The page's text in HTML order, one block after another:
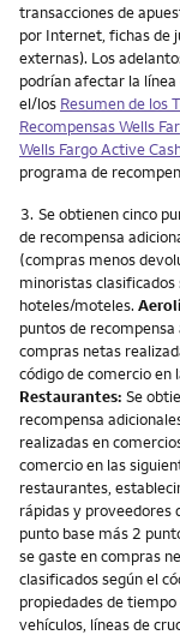
transacciones de
por Internet, fichas de
externas). Los
podrían afectar la
el/los Resumen de los
RecompensasWells
Wells Fargo Active
programa de
Nota
3. Se obtienen cinco
de recompensa
(compras menos
minoristas clasificados
hoteles/moteles.
puntos de
compras netas
código de comercio en
Restaurantes: Se
recompensa
realizadas en
comercio en las
restaurantes,
rápidas y proveedores
punto base más 2
se gaste en compras
clasificados según el
propiedades de
vehículos, líneas de